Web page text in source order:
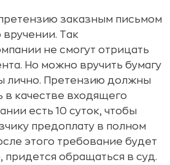
заказным письмом
Так
не смогут отрицать
Но можно вручить бумагу
лично. Претензию должны
в качестве входящего
есть 10 суток, чтобы
предоплату в полном
этого требование будет
придется обращаться в суд.